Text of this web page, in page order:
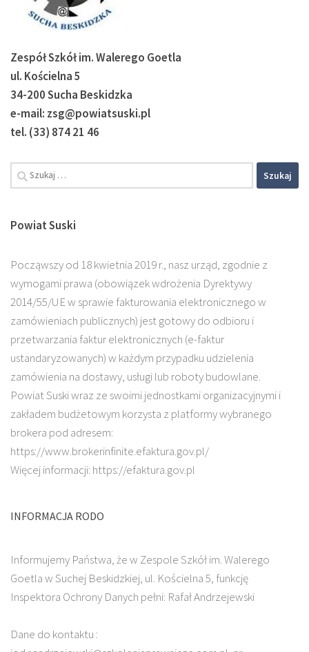
Zespół Szkół im. Walerego Goetla
ul. Kościelna 5
34-200 Sucha Beskidzka
e-mail: zsg@powiatsuski.pl
tel. (33) 874 21 46
Szukaj:
Powiat Suski
Począwszy od 18 kwietnia 2019 r., nasz urząd, zgodnie z
wymogami prawa (obowiązek wdrożenia Dyrektywy
2014/55/UE w sprawie fakturowania elektronicznego w
zamówieniach publicznych) jest gotowy do odbioru i
przetwarzania faktur elektronicznych (e-faktur
ustandaryzowanych) w każdym przypadku udzielenia
zamówienia na dostawy, usługi lub roboty budowlane.
Powiat Suski wraz ze swoimi jednostkami organizacyjnymi i
zakładem budżetowym korzysta z platformy wybranego
brokera pod adresem:
https://www.brokerinfinite.efaktura.gov.pl/
Więcej informacji: https://efaktura.gov.pl
INFORMACJA RODO
Informujemy Państwa, że w Zespole Szkół im. Walerego
Goetla w Suchej Beskidzkiej, ul. Kościelna 5, funkcję
Inspektora Ochrony Danych pełni: Rafał Andrzejewski
Dane do kontaktu :